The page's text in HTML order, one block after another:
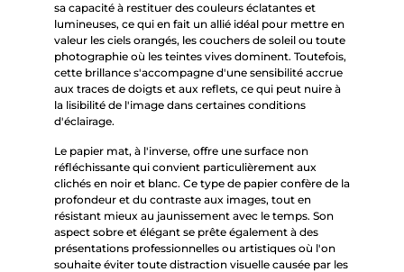
sa capacité à restituer des couleurs éclatantes et
lumineuses, ce qui en fait un allié idéal pour mettre en
valeur les ciels orangés, les couchers de soleil ou toute
photographie où les teintes vives dominent. Toutefois,
cette brillance s'accompagne d'une sensibilité accrue
aux traces de doigts et aux reflets, ce qui peut nuire à
la lisibilité de l'image dans certaines conditions
d'éclairage.
Le papier mat, à l'inverse, offre une surface non
réfléchissante qui convient particulièrement aux
clichés en noir et blanc. Ce type de papier confère de la
profondeur et du contraste aux images, tout en
résistant mieux au jaunissement avec le temps. Son
aspect sobre et élégant se prête également à des
présentations professionnelles ou artistiques où l'on
souhaite éviter toute distraction visuelle causée par les